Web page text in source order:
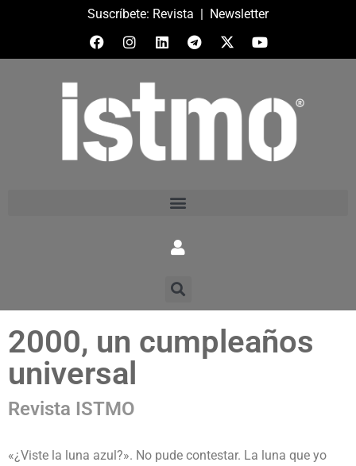
Suscríbete: Revista | Newsletter
2000, un cumpleaños
universal
Revista ISTMO
«¿Viste la luna azul?». No pude contestar. La luna que yo